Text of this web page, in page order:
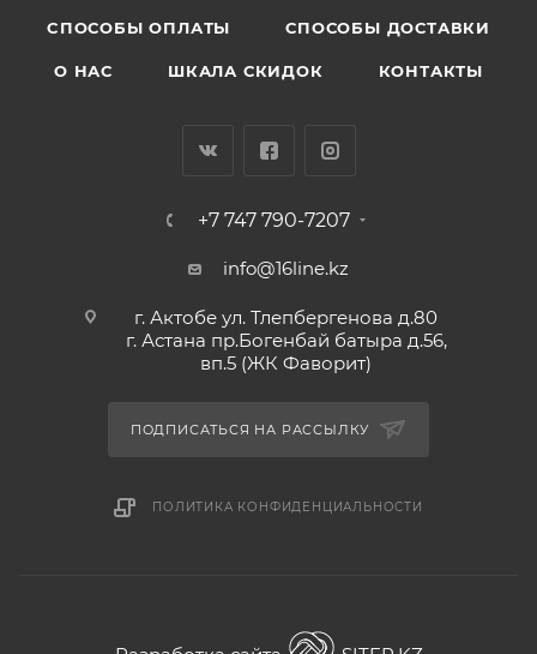
CПОСОБЫ ОПЛАТЫ СПОСОБЫ ДОСТАВКИ
О НАС ШКАЛА СКИДОК КОНТАКТЫ
+7 747 790-7207
info@16line.kz
г. Актобе ул. Тлепбергенова д.80
г. Астана пр.Богенбай батыра д.56,
вп.5 (ЖК Фаворит)
ПОДПИСАТЬСЯ НА РАССЫЛКУ
ПОЛИТИКА КОНФИДЕНЦИАЛЬНОСТИ